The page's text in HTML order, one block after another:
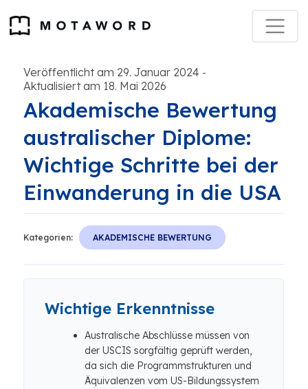
Veröffentlicht am 29. Januar 2024 -
Aktualisiert am 18. Mai 2026
Akademische Bewertung
australischer Diplome:
Wichtige Schritte bei der
Einwanderung in die USA
Kategorien: AKADEMISCHE BEWERTUNG
Wichtige Erkenntnisse
Australische Abschlüsse müssen von
der USCIS sorgfältig geprüft werden,
da sich die Programmstrukturen und
Äquivalenzen vom US-Bildungssystem